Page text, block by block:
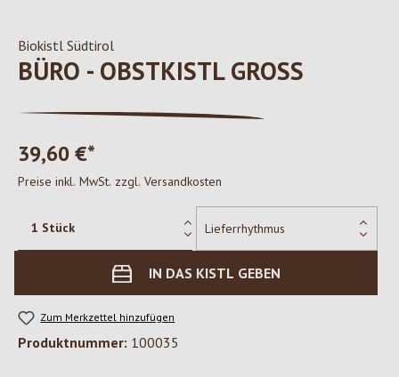
Biokistl Südtirol
BÜRO - OBSTKISTL GROSS
39,60 €*
Preise inkl. MwSt. zzgl. Versandkosten
IN DAS KISTL GEBEN
Zum Merkzettel hinzufügen
Produktnummer: 100035